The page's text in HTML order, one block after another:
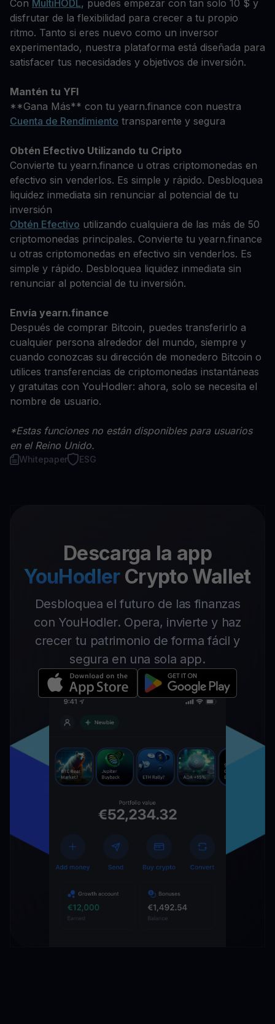
Con MultiHODL, puedes empezar con tan solo 10 $ y
disfrutar de la flexibilidad para crecer a tu propio
ritmo. Tanto si eres nuevo como un inversor
experimentado, nuestra plataforma está diseñada para
satisfacer tus necesidades y objetivos de inversión.
Mantén tu YFI
**Gana Más** con tu yearn.finance con nuestra
Cuenta de Rendimiento transparente y segura
Obtén Efectivo Utilizando tu Cripto
Convierte tu yearn.finance u otras criptomonedas en
efectivo sin venderlos. Es simple y rápido. Desbloquea
liquidez inmediata sin renunciar al potencial de tu
inversión
Obtén Efectivo utilizando cualquiera de las más de 50
criptomonedas principales. Convierte tu yearn.finance
u otras criptomonedas en efectivo sin venderlos. Es
simple y rápido. Desbloquea liquidez inmediata sin
renunciar al potencial de tu inversión.
Envía yearn.finance
Después de comprar Bitcoin, puedes transferirlo a
cualquier persona alrededor del mundo, siempre y
cuando conozcas su dirección de monedero Bitcoin o
utilices transferencias de criptomonedas instantáneas
y gratuitas con YouHodler: ahora, solo se necesita el
nombre de usuario.
*Estas funciones no están disponibles para usuarios
en el Reino Unido.
Whitepaper ESG
Descarga la app
YouHodler Crypto Wallet
Desbloquea el futuro de las finanzas
con YouHodler. Opera, invierte y haz
crecer tu patrimonio de forma fácil y
segura en una sola app.